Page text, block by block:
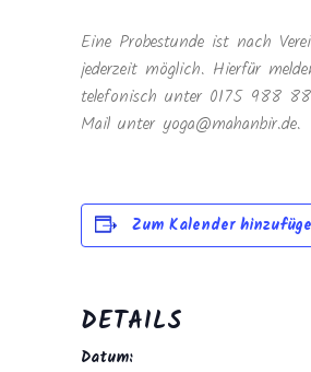
Eine Probestunde ist nach
jederzeit möglich. Hierfür
telefonisch unter 0175 988
Mail unter yoga@mahanbir.de.
Zum Kalender
DETAILS
Datum: